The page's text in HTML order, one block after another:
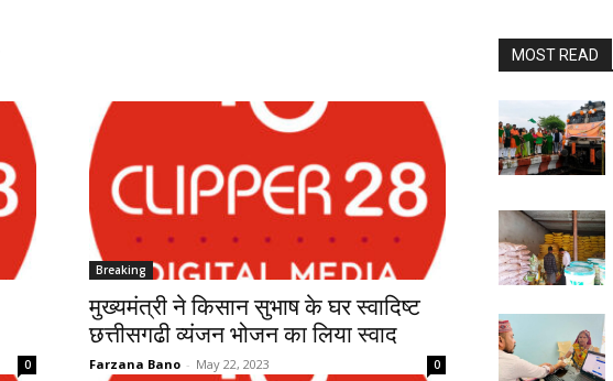
0
Breaking
मुख्यमंत्री ने किसान सुभाष के घर स्वादिष्ट
छत्तीसगढी व्यंजन भोजन का लिया स्वाद
Farzana Bano - May 22, 2023 0
MOST READ